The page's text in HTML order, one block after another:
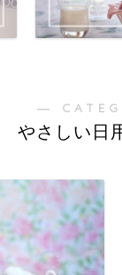
―
やさしい日